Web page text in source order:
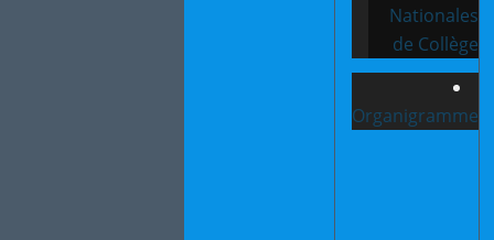
Nationales
de Collège
Organigramme